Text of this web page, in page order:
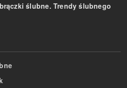
ślubne. Trendy ślubnego